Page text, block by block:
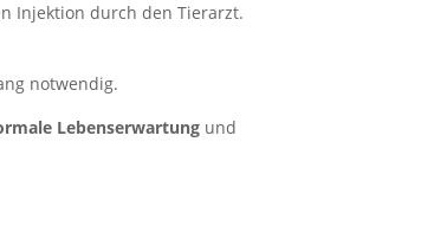
Injektion durch den Tierarzt.
notwendig.
Lebenserwartung und